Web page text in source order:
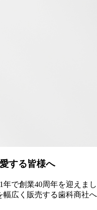
する皆様へ
年で創業40周年を迎えま
広く販売する歯科商社